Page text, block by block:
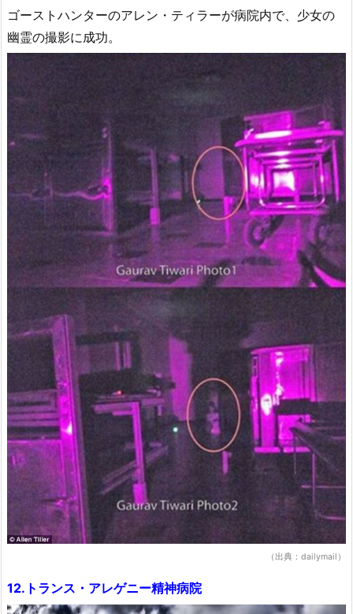
ゴーストハンターのアレン・ティラーが病院内で、少女の
幽霊の撮影に成功。
（出典：dailymail）
12.トランス・アレゲニー精神病院